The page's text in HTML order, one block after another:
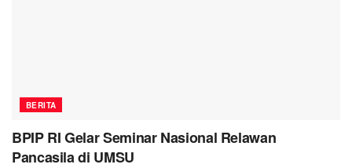
BERITA
BPIP RI Gelar Seminar Nasional Relawan
Pancasila di UMSU